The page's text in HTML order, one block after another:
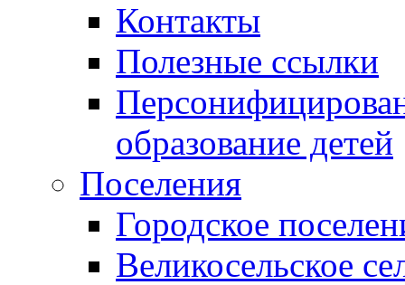
Контакты
Полезные ссылки
образование детей
Поселения
Городское
Великосельское